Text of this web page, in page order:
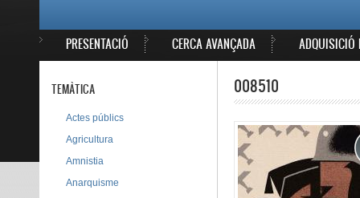
PRESENTACIÓ CERCA AVANÇADA ADQUISICIÓ
008510
TEMÀTICA
Actes públics
Agricultura
Amnistia
Anarquisme